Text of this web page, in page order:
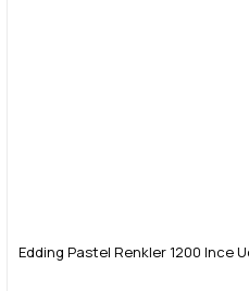
Edding Pastel Renkler 1200 Ince